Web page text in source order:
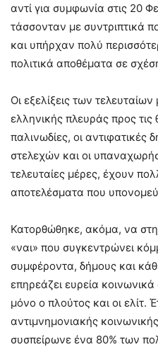
αντί για συμφωνία στις 20
τάσσονταν με συντριπτικά
και υπήρχαν πολύ
πολιτικά αποθέματα σε
Οι εξελίξεις των
ελληνικής πλευράς προς τις
παλινωδίες, οι αντιφατικές
στελεχών και οι
τελευταίες μέρες, έχουν
αποτελέσματα που
Κατορθώθηκε, ακόμα, να
«ναι» που συγκεντρώνει
συμφέροντα, δήμους και
επηρεάζει ευρεία
μόνο ο πλούτος και οι ελίτ.
αντιμνημονιακής
συσπείρωνε ένα 80% των